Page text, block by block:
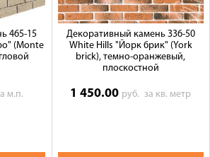
465-15
(Monte
м.п.
Декоративный камень 336-50
White Hills "Йорк брик" (York
brick), темно-оранжевый,
плоскостной
1 450.00 руб.за кв. метр